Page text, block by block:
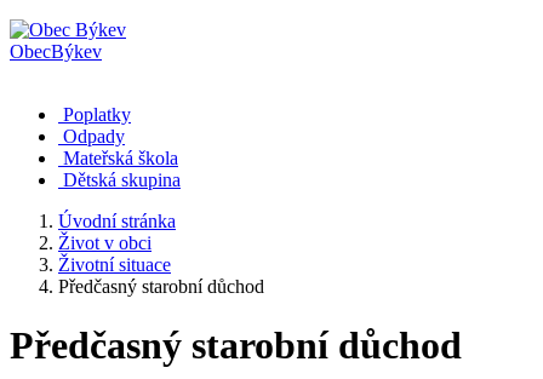
ObecBýkev
Poplatky
Odpady
Mateřská škola
Dětská skupina
Úvodní stránka
Život v obci
Životní situace
Předčasný starobní důchod
Předčasný starobní důchod